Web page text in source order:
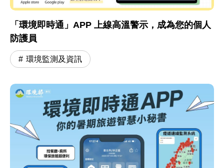
「環境即時通」APP 上線高溫警示，成為您的個人
防護員
環境監測及資訊